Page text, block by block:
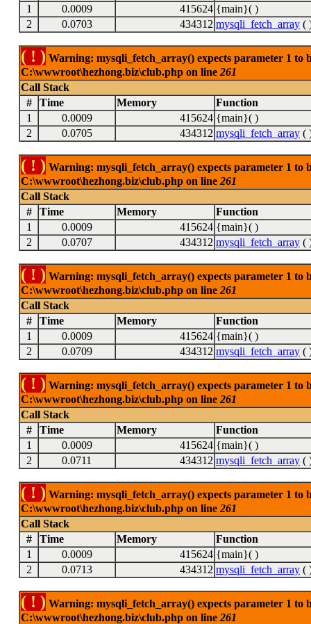
1 0.0009 415624 {main}( )
2
0.0703 434312 mysqli_fetch_array (
( ! ) Warning: mysqli_fetch_array() expects parameter 1 to
C:\wwwroot\hezhong.biz\club.php on line 261
Call Stack
#
Time Memory
Function
1
0.0009 415624 {main}( )
2
0.0705 434312 mysqli_fetch_array (
( ! ) Warning: mysqli_fetch_array() expects parameter 1 to
C:\wwwroot\hezhong.biz\club.php on line 261
Call Stack
#
Time Memory
Function
1
0.0009 415624 {main}( )
2
0.0707 434312 mysqli_fetch_array (
( ! ) Warning: mysqli_fetch_array() expects parameter 1 to
C:\wwwroot\hezhong.biz\club.php on line 261
Call Stack
#
Time Memory
Function
1
0.0009 415624 {main}( )
2
0.0709 434312 mysqli_fetch_array (
( ! ) Warning: mysqli_fetch_array() expects parameter 1 to
C:\wwwroot\hezhong.biz\club.php on line 261
Call Stack
#
Time Memory
Function
1
0.0009 415624 {main}( )
2
0.0711 434312 mysqli_fetch_array (
( ! ) Warning: mysqli_fetch_array() expects parameter 1 to
C:\wwwroot\hezhong.biz\club.php on line 261
Call Stack
#
Time Memory
Function
1
0.0009 415624 {main}( )
2
0.0713 434312 mysqli_fetch_array (
( ! ) Warning: mysqli_fetch_array() expects parameter 1 to
C:\wwwroot\hezhong.biz\club.php on line 261